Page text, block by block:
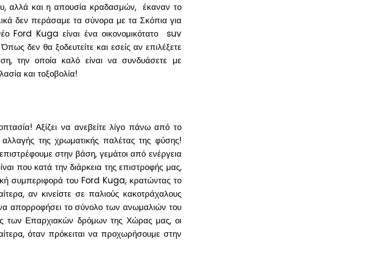
αλλά και η απουσία κραδασμών, έκαναν το
δεν περάσαμε τα σύνορα με τα Σκόπια για
Ford Kuga είναι ένα οικονομικότατο suv
δεν θα ξοδευτείτε και εσείς αν επιλέξετε
την οποία καλό είναι να συνδυάσετε με
και τοξοβολία!
Αξίζει να ανεβείτε λίγο πάνω από το
της χρωματικής παλέτας της φύσης!
στην βάση, γεμάτοι από ενέργεια
που κατά την διάρκεια της επιστροφής μας,
συμπεριφορά του Ford Kuga, κρατώντας το
αν κινείστε σε παλιούς κακοτράχαλους
απορροφήσει το σύνολο των ανωμαλιών του
των Επαρχιακών δρόμων της Χώρας μας, οι
όταν πρόκειται να προχωρήσουμε στην